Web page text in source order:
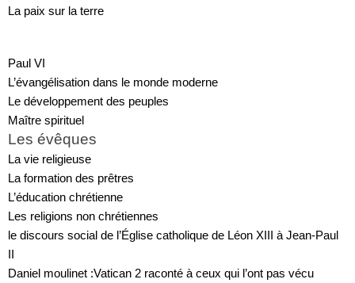
La paix sur la terre
Paul VI
L’évangélisation dans le monde moderne
Le développement des peuples
Maître spirituel
Les évêques
La vie religieuse
La formation des prêtres
L’éducation chrétienne
Les religions non chrétiennes
le discours social de l’Église catholique de Léon XIII à Jean-Paul
Daniel moulinet :Vatican 2 raconté à ceux qui l’ont pas vécu